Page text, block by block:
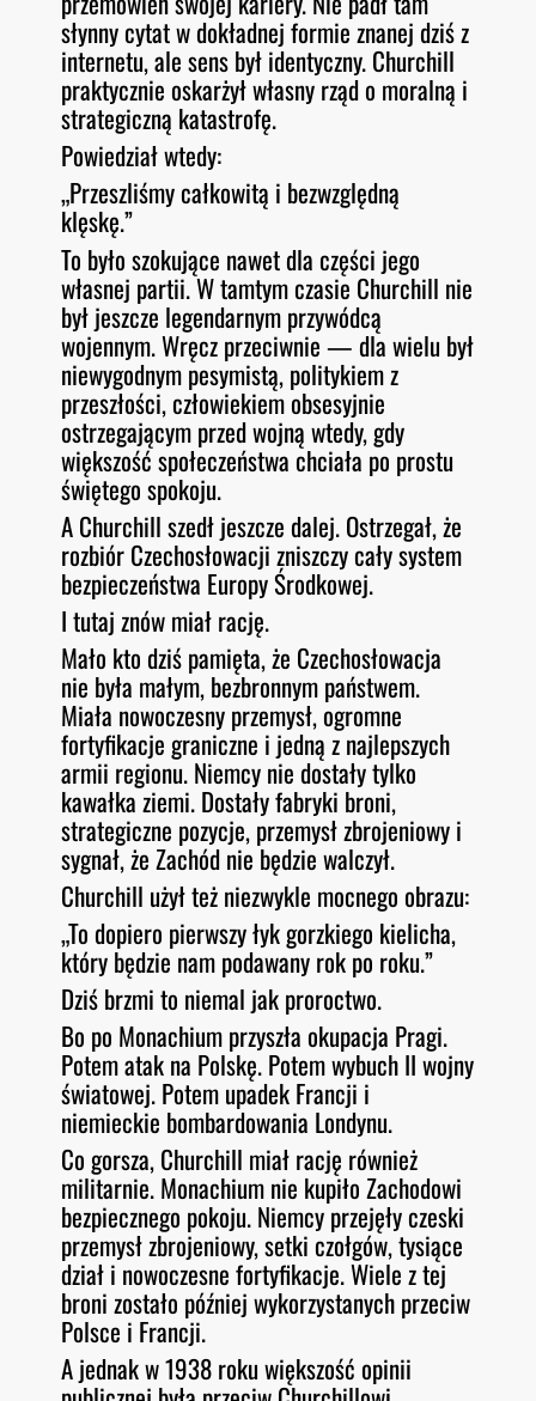
słynny cytat w dokładnej formie znanej dziś z
internetu, ale sens był identyczny. Churchill
praktycznie oskarżył własny rząd o moralną i
strategiczną katastrofę.
Powiedział wtedy:
„Przeszliśmy całkowitą i bezwzględną
klęskę.”
To było szokujące nawet dla części jego
własnej partii. W tamtym czasie Churchill nie
był jeszcze legendarnym przywódcą
wojennym. Wręcz przeciwnie — dla wielu był
niewygodnym pesymistą, politykiem z
przeszłości, człowiekiem obsesyjnie
ostrzegającym przed wojną wtedy, gdy
większość społeczeństwa chciała po prostu
świętego spokoju.
A Churchill szedł jeszcze dalej. Ostrzegał, że
rozbiór Czechosłowacji zniszczy cały system
bezpieczeństwa Europy Środkowej.
I tutaj znów miał rację.
Mało kto dziś pamięta, że Czechosłowacja
nie była małym, bezbronnym państwem.
Miała nowoczesny przemysł, ogromne
fortyfikacje graniczne i jedną z najlepszych
armii regionu. Niemcy nie dostały tylko
kawałka ziemi. Dostały fabryki broni,
strategiczne pozycje, przemysł zbrojeniowy i
sygnał, że Zachód nie będzie walczył.
Churchill użył też niezwykle mocnego obrazu:
„To dopiero pierwszy łyk gorzkiego kielicha,
który będzie nam podawany rok po roku.”
Dziś brzmi to niemal jak proroctwo.
Bo po Monachium przyszła okupacja Pragi.
Potem atak na Polskę. Potem wybuch II wojny
światowej. Potem upadek Francji i
niemieckie bombardowania Londynu.
Co gorsza, Churchill miał rację również
militarnie. Monachium nie kupiło Zachodowi
bezpiecznego pokoju. Niemcy przejęły czeski
przemysł zbrojeniowy, setki czołgów, tysiące
dział i nowoczesne fortyfikacje. Wiele z tej
broni zostało później wykorzystanych przeciw
Polsce i Francji.
A jednak w 1938 roku większość opinii